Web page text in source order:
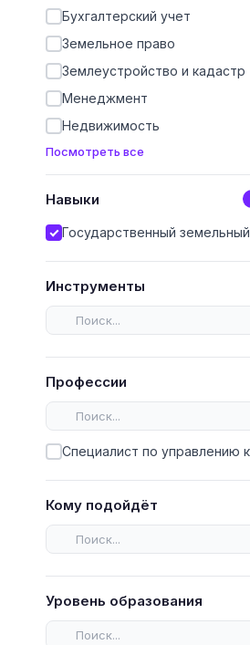
Бухгалтерский учет
Земельное право
Землеустройство и кадастр
Менеджмент
Недвижимость
Посмотреть все
Навыки
Инструменты
Профессии
Кому подойдёт
Уровень образования